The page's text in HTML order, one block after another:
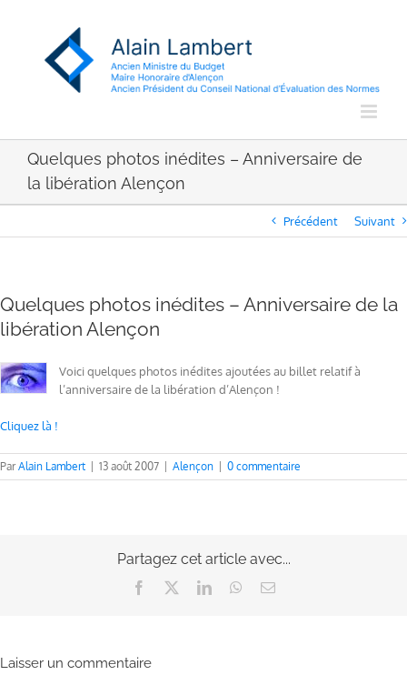
Quelques photos inédites – Anniversaire de
la libération Alençon
Précédent Suivant
Quelques photos inédites – Anniversaire de la
libération Alençon
Voici quelques photos inédites ajoutées au billet relatif à
l’anniversaire de la libération d’Alençon !
Cliquez là !
ParAlain Lambert 13 août 2007 Alençon 0 commentaire
Partagez cet article avec...
Facebook LinkedInWhatsApp
Email
Laisser un commentaire